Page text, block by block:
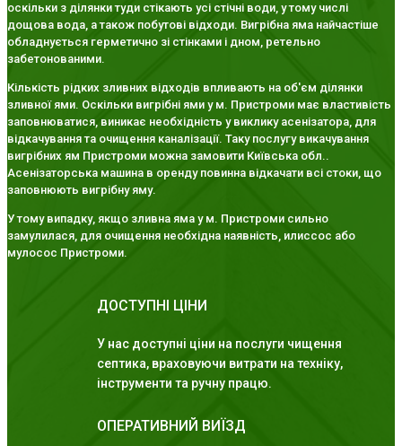
оскільки з ділянки туди стікають усі стічні води, у тому числі
дощова вода, а також побутові відходи. Вигрібна яма найчастіше
обладнується герметично зі стінками і дном, ретельно
забетонованими.
Кількість рідких зливних відходів впливають на об'єм ділянки
зливної ями. Оскільки вигрібні ями у м. Пристроми має властивість
заповнюватися, виникає необхідність у виклику асенізатора, для
відкачування та очищення каналізації. Таку послугу викачування
вигрібних ям Пристроми можна замовити Київська обл..
Асенізаторська машина в оренду повинна відкачати всі стоки, що
заповнюють вигрібну яму.
У тому випадку, якщо зливна яма у м. Пристроми сильно
замулилася, для очищення необхідна наявність, илиссос або
мулосос Пристроми.
ДОСТУПНІ ЦІНИ
У нас доступні ціни на послуги чищення
септика, враховуючи витрати на техніку,
інструменти та ручну працю.
ОПЕРАТИВНИЙ ВИЇЗД